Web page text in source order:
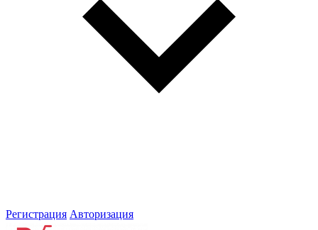
Регистрация Авторизация